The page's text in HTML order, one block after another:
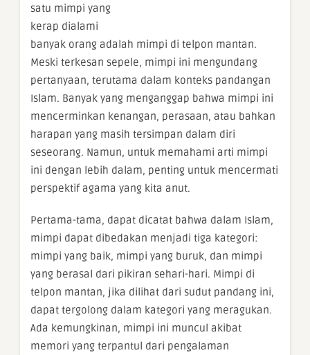
satu mimpi yang
kerap dialami
banyak orang adalah mimpi di telpon mantan.
Meski terkesan sepele, mimpi ini mengundang
pertanyaan, terutama dalam konteks pandangan
Islam. Banyak yang menganggap bahwa mimpi ini
mencerminkan kenangan, perasaan, atau bahkan
harapan yang masih tersimpan dalam diri
seseorang. Namun, untuk memahami arti mimpi
ini dengan lebih dalam, penting untuk mencermati
perspektif agama yang kita anut.
Pertama-tama, dapat dicatat bahwa dalam Islam,
mimpi dapat dibedakan menjadi tiga kategori:
mimpi yang baik, mimpi yang buruk, dan mimpi
yang berasal dari pikiran sehari-hari. Mimpi di
telpon mantan, jika dilihat dari sudut pandang ini,
dapat tergolong dalam kategori yang meragukan.
Ada kemungkinan, mimpi ini muncul akibat
memori yang terpantul dari pengalaman